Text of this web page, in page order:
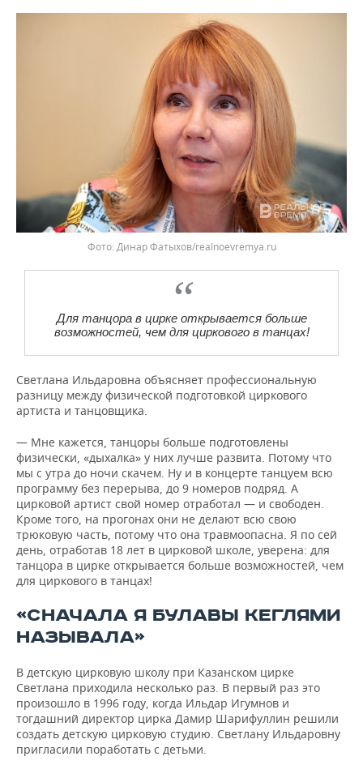
Фото: Динар Фатыхов/realnoevremya.ru
Для танцора в цирке открывается больше
возможностей, чем для циркового в танцах!
Светлана Ильдаровна объясняет профессиональную
разницу между физической подготовкой циркового
артиста и танцовщика.
— Мне кажется, танцоры больше подготовлены
физически, «дыхалка» у них лучше развита. Потому что
мы с утра до ночи скачем. Ну и в концерте танцуем всю
программу без перерыва, до 9 номеров подряд. А
цирковой артист свой номер отработал — и свободен.
Кроме того, на прогонах они не делают всю свою
трюковую часть, потому что она травмоопасна. Я по сей
день, отработав 18 лет в цирковой школе, уверена: для
танцора в цирке открывается больше возможностей, чем
для циркового в танцах!
«СНАЧАЛА Я БУЛАВЫ КЕГЛЯМИ
НАЗЫВАЛА»
В детскую цирковую школу при Казанском цирке
Светлана приходила несколько раз. В первый раз это
произошло в 1996 году, когда Ильдар Игумнов и
тогдашний директор цирка Дамир Шарифуллин решили
создать детскую цирковую студию. Светлану Ильдаровну
пригласили поработать с детьми.